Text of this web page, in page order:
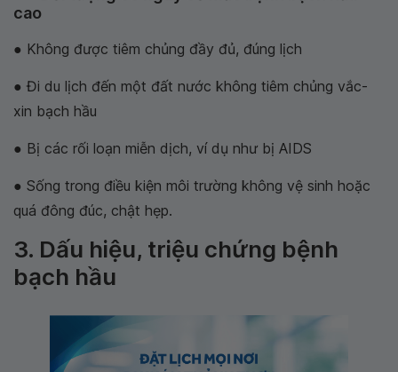
cao
● Không được tiêm chủng đầy đủ, đúng lịch
● Đi du lịch đến một đất nước không tiêm chủng vắc-
xin bạch hầu
● Bị các rối loạn miễn dịch, ví dụ như bị AIDS
● Sống trong điều kiện môi trường không vệ sinh hoặc
quá đông đúc, chật hẹp.
3. Dấu hiệu, triệu chứng bệnh
bạch hầu